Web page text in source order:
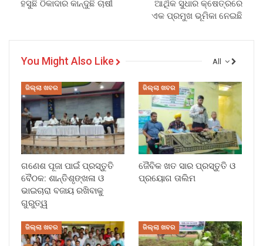
ହସୁଛି ଠିକାଦାର କାନ୍ଦୁଛି ଚାଷୀ
ଆର୍ଥିକ ସୁଧାର କ୍ଷେତ୍ରରେ
ଏକ ପ୍ରମୁଖ ଭୂମିକା ନେଇଛି
All
You Might Also Like
ଜିଲ୍ଲା ଖବର
ଗଣେଶ ପୂଜା ପାଇଁ ପ୍ରସ୍ତୁତି
ବୈଠକ: ଶାନ୍ତିଶୃଙ୍ଖଳା ଓ
ଭାଇଚାରା ବଜାୟ ରଖିବାକୁ
ଗୁରୁତ୍ୱ
ଜିଲ୍ଲା ଖବର
ଜୈବିକ ଖତ ସାର ପ୍ରସ୍ତୁତି ଓ
ପ୍ରୟୋଗ ତାଲିମ
ଜିଲ୍ଲା ଖବର ଜିଲ୍ଲା ଖବର